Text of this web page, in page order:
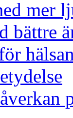
mer
bättre